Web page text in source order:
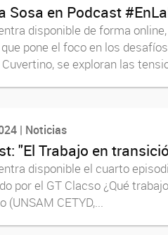
Sosa en Podcast
disponible de forma
pone el foco en los
se exploran las
| Noticias
"El Trabajo en
disponible el cuarto
por el GT Clacso ¿Qué
(UNSAM CETYD,...